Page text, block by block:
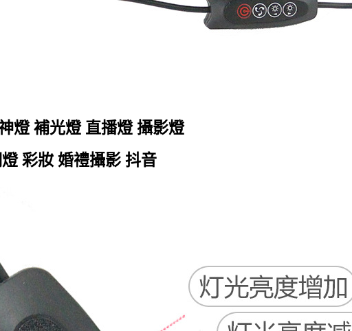
燈 補光燈 直播燈 攝影燈
彩妝 婚禮攝影 抖音